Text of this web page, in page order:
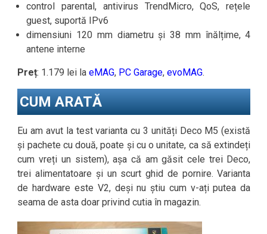
control parental, antivirus TrendMicro, QoS, rețele
guest, suportă IPv6
dimensiuni 120 mm diametru și 38 mm înălțime, 4
antene interne
Preț: 1.179 lei laeMAG, PC Garage,evoMAG.
CUM ARATĂ
Eu am avut la test varianta cu 3 unități Deco M5 (există
și pachete cu două, poate și cu o unitate, ca să extindeți
cum vreți un sistem), așa că am găsit cele trei Deco,
trei alimentatoare și un scurt ghid de pornire. Varianta
de hardware este V2, deși nu știu cum v-ați putea da
seama de asta doar privind cutia în magazin.